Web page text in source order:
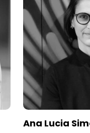
Ana Lucia